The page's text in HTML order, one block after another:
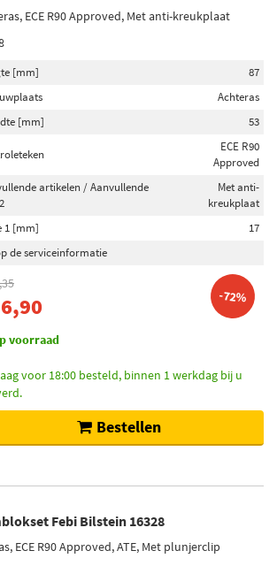
ECE R90 Approved, Met anti-kreukplaat
[mm]
87
Achteras
[mm]
53
ECE R90
Approved
artikelen / Aanvullende
Met anti-
kreukplaat
1 [mm]
17
de serviceinformatie
-72%
voorraad
voor 18:00 besteld, binnen 1 werkdag bij u
Bestellen
Febi Bilstein 16328
ECE R90 Approved, ATE, Met plunjerclip